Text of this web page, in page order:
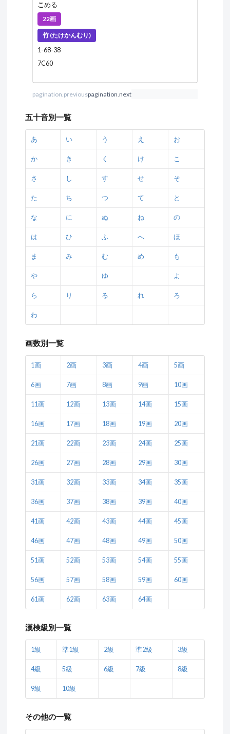
こめる
22画
竹 (たけかんむり)
1-68-38
7C60
pagination.previouspagination.next
五十音別一覧
あ い う え お
か き く け こ
さ し す せ そ
た ち つ て と
な に ぬ ね の
は ひ ふ へ ほ
ま み む め も
や ゆ よ
ら り る れ ろ
わ
画数別一覧
1画 2画 3画 4画 5画
6画 7画 8画 9画 10画
11画 12画 13画 14画 15画
16画 17画 18画 19画 20画
21画 22画 23画 24画 25画
26画 27画 28画 29画 30画
31画 32画 33画 34画 35画
36画 37画 38画 39画 40画
41画 42画 43画 44画 45画
46画 47画 48画 49画 50画
51画 52画 53画 54画 55画
56画 57画 58画 59画 60画
61画 62画 63画 64画
漢検級別一覧
1級 準1級 2級 準2級 3級
4級 5級 6級 7級 8級
9級 10級
その他の一覧